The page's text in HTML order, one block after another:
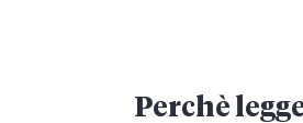
Perchè